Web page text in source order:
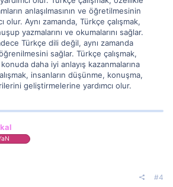
anlaşılmasının ve öğretilmesinin
olur. Aynı zamanda, Türkçe çalışmak,
yazmalarını ve okumalarını sağlar.
Türkçe dili değil, aynı zamanda
sağlar. Türkçe çalışmak,
daha iyi anlayış kazanmalarına
insanların düşünme, konuşma,
geliştirmelerine yardımcı olur.
#4